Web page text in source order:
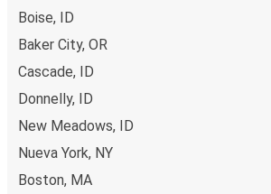
Boise, ID
Baker City, OR
Cascade, ID
Donnelly, ID
New Meadows, ID
Nueva York, NY
Boston, MA